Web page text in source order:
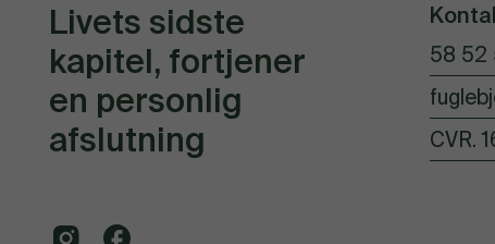
Livets sidste
kapitel, fortjener
en personlig
afslutning
58 52
CVR.